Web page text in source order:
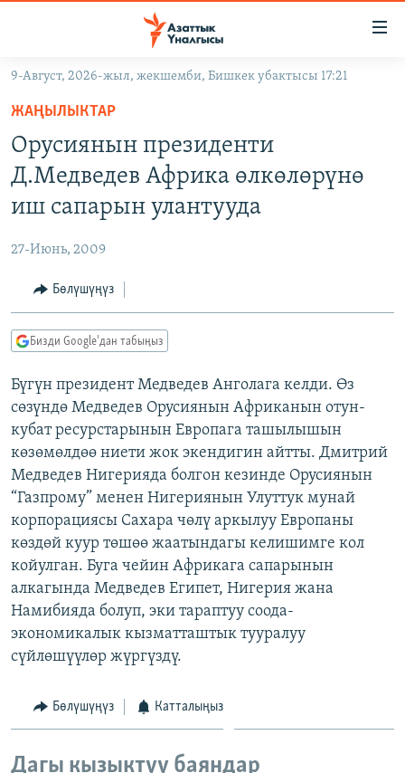
Навигацияга
өтүңүз
Издөөгө
салыңызКЫРГЫЗСТАН
МАДАНИЯТ
ДҮЙНӨ
ТВ ПРОГРАММАЛАР
БҮГҮН АЗАТТЫКТА
ДАНИСТЕ
ЭЖЕ-СИҢДИЛЕР
АЗАТТЫК+
ЫҢГАЙСЫЗ СУРООЛОР
ПОДКАСТ
ОНЛАЙН ШЕРИНЕ
ЭЕ/АРнун бардык сайттары
9-Август, 2026-жыл, жекшемби, Бишкек убактысы 17:21
ЖАҢЫЛЫКТАР
Орусиянын президенти
Д.Медведев Африка өлкөлөрүнө
иш сапарын улантууда
27-Июнь, 2009
Бөлүшүңүз
Бизди Google'дан табыңыз
Бүгүн президент Медведев Анголага келди. Өз
сөзүндө Медведев Орусиянын Африканын отун-
кубат ресурстарынын Европага ташылышын
көзөмөлдөө ниети жок экендигин айтты. Дмитрий
Медведев Нигерияда болгон кезинде Орусиянын
“Газпрому” менен Нигериянын Улуттук мунай
корпорациясы Сахара чөлү аркылуу Европаны
көздөй куур төшөө жаатындагы келишимге кол
койулган. Буга чейин Африкага сапарынын
алкагында Медведев Египет, Нигерия жана
Намибияда болуп, эки тараптуу соода-
экономикалык кызматташтык тууралуу
сүйлөшүүлөр жүргүздү.
Бөлүшүңүз Катталыңыз
Дагы кызыктуу баяндар